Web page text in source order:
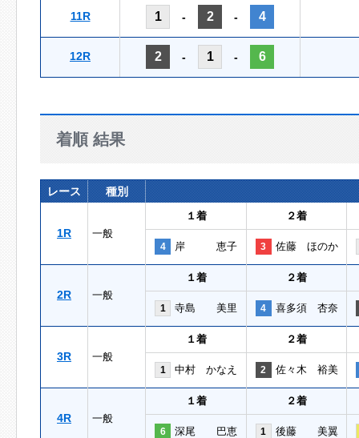
11R 1 - 2 - 4
12R 2 - 1 - 6
着順 結果
レース 種別
1R 一般
１着 ２着
4 岸 恵子 3 佐藤 ほのか
2R 一般
１着 ２着
1 寺島 美里 4 喜多須 杏奈
3R 一般
１着 ２着
1 中村 かなえ 2 佐々木 裕美
4R 一般
１着 ２着
6 深尾 巴恵 1 後藤 美翼